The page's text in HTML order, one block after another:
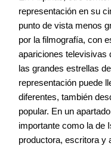
representación en su
punto de vista menos
por la filmografía, con
apariciones televisivas
las grandes estrellas
representación puede
diferentes, también
popular. En un
importante como la de
productora, escritora y